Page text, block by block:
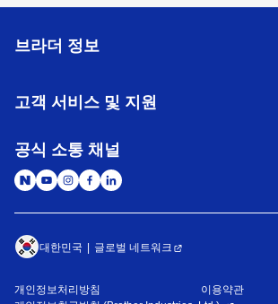
브라더 정보
고객 서비스 및 지원
공식 소통 채널
대한민국 글로벌 네트워크
개인정보처리방침 이용약관